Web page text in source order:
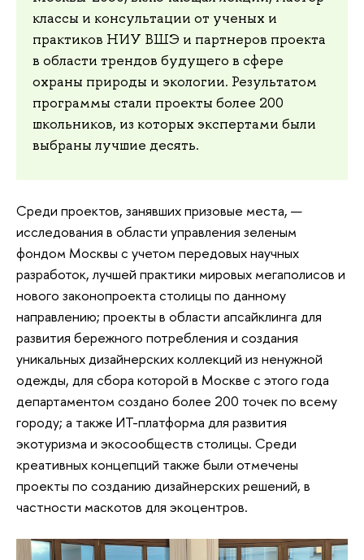
классы и консультации от ученых и
практиков НИУ ВШЭ и партнеров проекта
в области трендов будущего в сфере
охраны природы и экологии. Результатом
программы стали проекты более 200
школьников, из которых экспертами были
выбраны лучшие десять.
Среди проектов, занявших призовые места, —
исследования в области управления зеленым
фондом Москвы с учетом передовых научных
разработок, лучшей практики мировых мегаполисов и
нового законопроекта столицы по данному
направлению; проекты в области апсайклинга для
развития бережного потребления и создания
уникальных дизайнерских коллекций из ненужной
одежды, для сбора которой в Москве с этого года
департаментом создано более 200 точек по всему
городу; а также ИТ-платформа для развития
экотуризма и экосообществ столицы. Среди
креативных концепций также были отмечены
проекты по созданию дизайнерских решений, в
частности маскотов для экоцентров.